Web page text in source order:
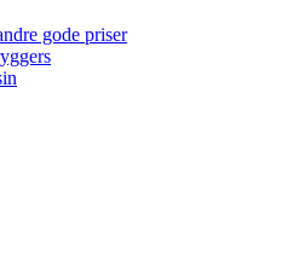
gode priser